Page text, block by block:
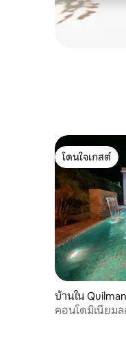
โดนใจเกสต์
โดนใจเกสต์
บ้านใน
คอนโดมิเนียม